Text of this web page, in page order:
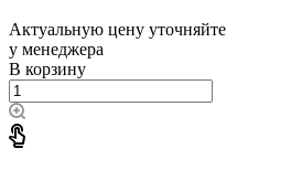
Актуальную цену уточняйте
у менеджера
В корзину